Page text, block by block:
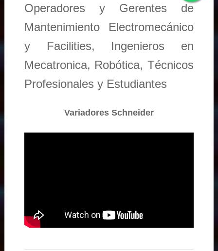
Operadores y Gerentes de
Mantenimiento Electromecánico
y Facilities, Ingenieros en
Mecatronica, Robótica, Técnicos
Profesionales y Estudiantes
Variadores Schneider